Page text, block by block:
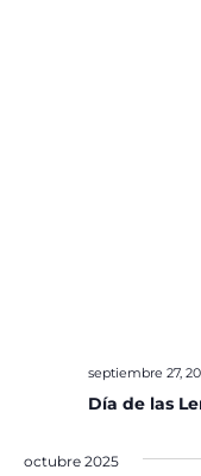
Día de las
septiembre 27,
octubre 2025